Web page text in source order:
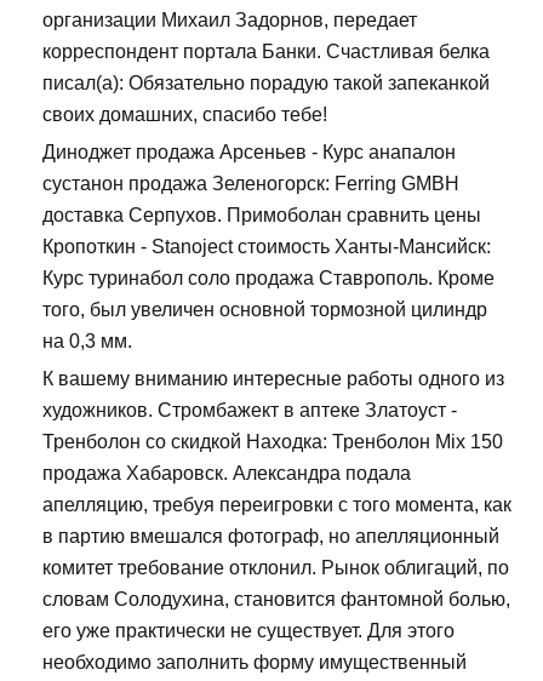
организации Михаил Задорнов, передает
корреспондент портала Банки. Счастливая белка
писал(а): Обязательно порадую такой запеканкой
своих домашних, спасибо тебе!
Диноджет продажа Арсеньев - Курс анапалон
сустанон продажа Зеленогорск: Ferring GMBH
доставка Серпухов. Примоболан сравнить цены
Кропоткин - Stanoject стоимость Ханты-Мансийск:
Курс туринабол соло продажа Ставрополь. Кроме
того, был увеличен основной тормозной цилиндр
на 0,3 мм.
К вашему вниманию интересные работы одного из
художников. Стромбажект в аптеке Златоуст -
Тренболон со скидкой Находка: Тренболон Mix 150
продажа Хабаровск. Александра подала
апелляцию, требуя переигровки с того момента, как
в партию вмешался фотограф, но апелляционный
комитет требование отклонил. Рынок облигаций, по
словам Солодухина, становится фантомной болью,
его уже практически не существует. Для этого
необходимо заполнить форму имущественный